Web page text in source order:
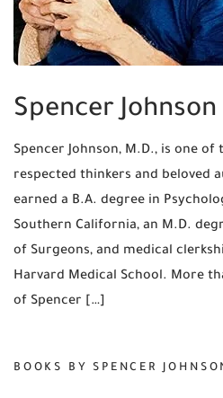
Spencer Johnson
Spencer Johnson, M.D., is one of
respected thinkers and beloved
earned a B.A. degree in
Southern California, an M.D.
of Surgeons, and medical
Harvard Medical School. More
of Spencer […]
BOOKS BY SPENCER